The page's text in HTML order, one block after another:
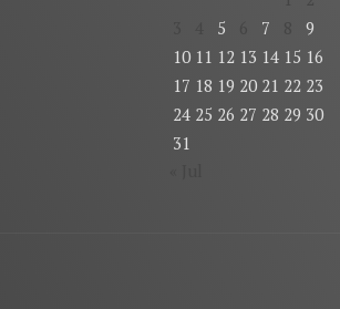
5 7
9
10 11 12 13 14 15 16
17 18 19 20 21 22 23
24 25 26 27 28 29 30
31